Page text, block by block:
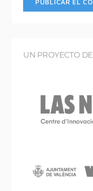
UN PROYECTO DE